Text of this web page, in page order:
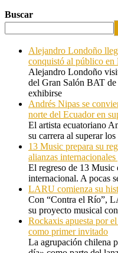
Buscar
Alejandro Londoño
conquistó al público en
Alejandro Londoño
del Gran Salón BAT
exhibirse
Andrés Nipas se
norte del Ecuador en
El artista ecuatoriano
su carrera al superar
13 Music prepara su
alianzas
El regreso de 13 Music
internacional. A pocas
LARU comienza su
Con “Contra el Río”,
su proyecto musical
Rockaxis apuesta por
como primer invitado
La agrupación chilena